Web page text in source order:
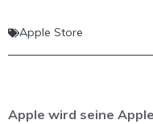
Apple Store
Apple wird seine